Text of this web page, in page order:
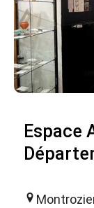
Espace